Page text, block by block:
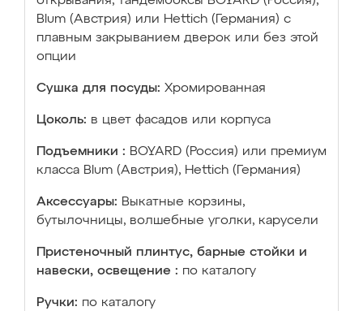
Blum (Австрия) или Hettich (Германия) с
плавным закрыванием дверок или без этой
опции
Сушка для посуды: Хромированная
Цоколь: в цвет фасадов или корпуса
Подъемники : BOYARD (Россия) или премиум
класса Blum (Австрия), Hettich (Германия)
Аксессуары: Выкатные корзины,
бутылочницы, волшебные уголки, карусели
Пристеночный плинтус, барные стойки и
навески, освещение : по каталогу
Ручки: по каталогу